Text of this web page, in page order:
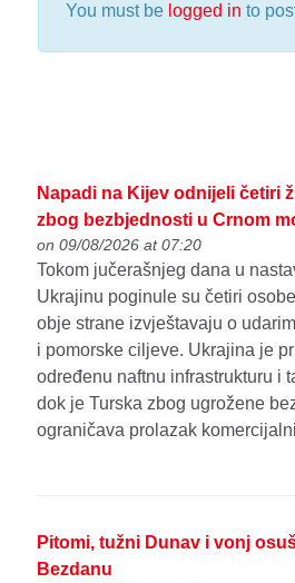
You must be logged in to
Napadi na Kijev odnijeli četiri
zbog bezbjednosti u Crnom
on 09/08/2026 at 07:20
Tokom jučerašnjeg dana u
Ukrajinu poginule su četiri
obje strane izvještavaju o
i pomorske ciljeve. Ukrajina je
određenu naftnu infrastrukturu i
dok je Turska zbog ugrožene
ograničava prolazak
Pitomi, tužni Dunav i vonj
Bezdanu